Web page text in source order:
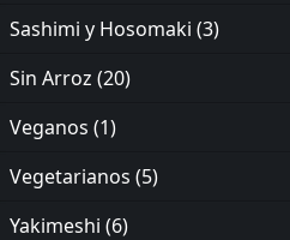
Sashimi y Hosomaki (3)
Sin Arroz (20)
Veganos (1)
Vegetarianos (5)
Yakimeshi (6)